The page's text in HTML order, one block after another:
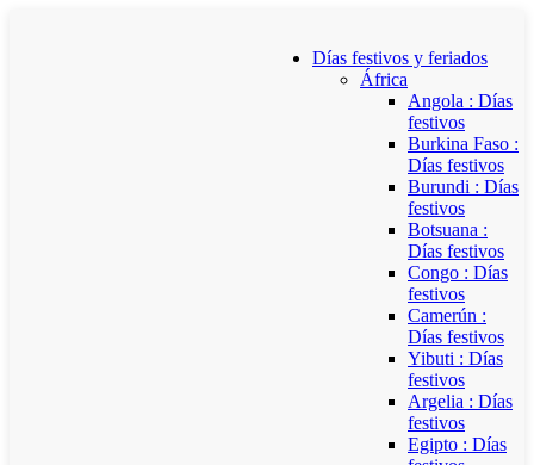
Días festivos y feriados
África
Angola : Días
festivos
Burkina Faso :
Días festivos
Burundi : Días
festivos
Botsuana :
Días festivos
Congo : Días
festivos
Camerún :
Días festivos
Yibuti : Días
festivos
Argelia : Días
festivos
Egipto : Días